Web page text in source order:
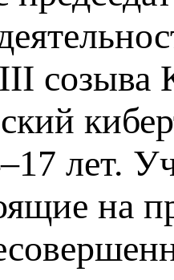
созыва
лет.
на